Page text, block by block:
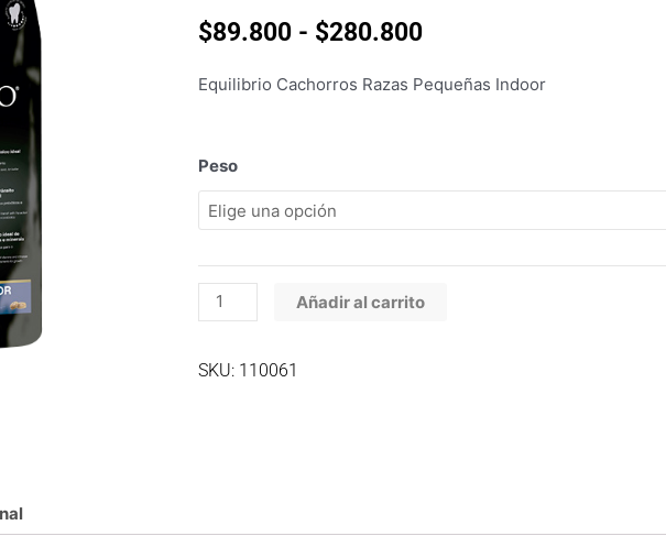
$89.800 - $280.800Rango
precios:
$280.800
Equilibrio Cachorros Razas Pequeñas Indoor
Peso
Equilibrio
Cachorros
Razas
Indoor
cantidad
Añadir al carrito
SKU: 110061